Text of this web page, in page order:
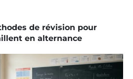
de révision pour
en alternance